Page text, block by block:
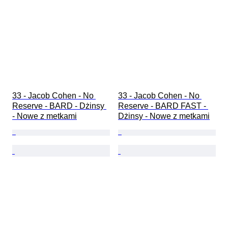
33 - Jacob Cohen - No
Reserve - BARD - Dżinsy
- Nowe z metkami
33 - Jacob Cohen - No
Reserve - BARD FAST -
Dżinsy - Nowe z metkami